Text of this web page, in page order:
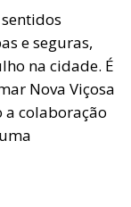
e seguras,
na cidade. É
Nova Viçosa
colaboração